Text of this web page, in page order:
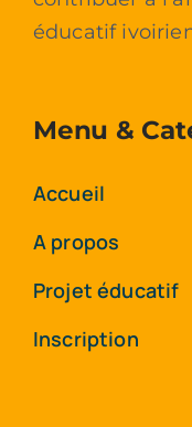
éducatif
Menu &
Accueil
A propos
Projet éducatif
Inscription